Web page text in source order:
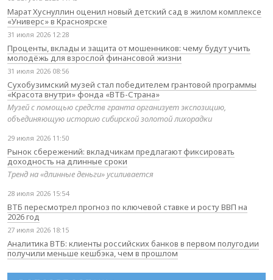
Марат Хуснуллин оценил новый детский сад в жилом комплексе
«Универс» в Красноярске
31 июля 2026 12:28
Проценты, вклады и защита от мошенников: чему будут учить
молодёжь для взрослой финансовой жизни
31 июля 2026 08:56
Сухобузимский музей стал победителем грантовой программы
«Красота внутри» фонда «ВТБ-Страна»
Музей с помощью средств гранта организует экспозицию,
объединяющую историю сибирской золотой лихорадки
29 июля 2026 11:50
Рынок сбережений: вкладчикам предлагают фиксировать
доходность на длинные сроки
Тренд на «длинные деньги» усиливается
28 июля 2026 15:54
ВТБ пересмотрел прогноз по ключевой ставке и росту ВВП на
2026 год
27 июля 2026 18:15
Аналитика ВТБ: клиенты российских банков в первом полугодии
получили меньше кешбэка, чем в прошлом